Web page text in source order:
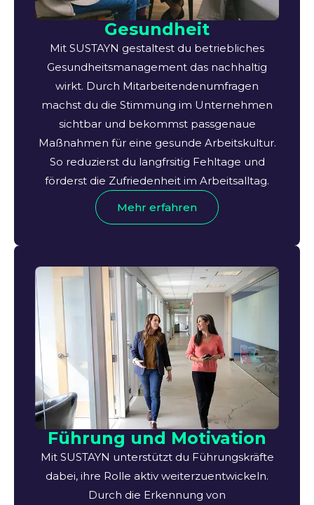
Gesundheit
Mit SUSTAYN gestaltest du betriebliches
Gesundheitsmanagement das nachhaltig
wirkt. Durch Mitarbeitendenumfragen
machst du die Stimmung im Unternehmen
sichtbar und bekommst passgenaue
Maßnahmen für eine gesunde Arbeitskultur.
So reduzierst du langfrsitig Fehltage und
förderst die Zufriedenheit im Arbeitsalltag.
Mehr erfahren
Führung und Motivation
Mit SUSTAYN unterstützt du Führungskräfte
dabei, ihre Rolle aktiv weiterzuentwickeln.
Durch die Erkennung von